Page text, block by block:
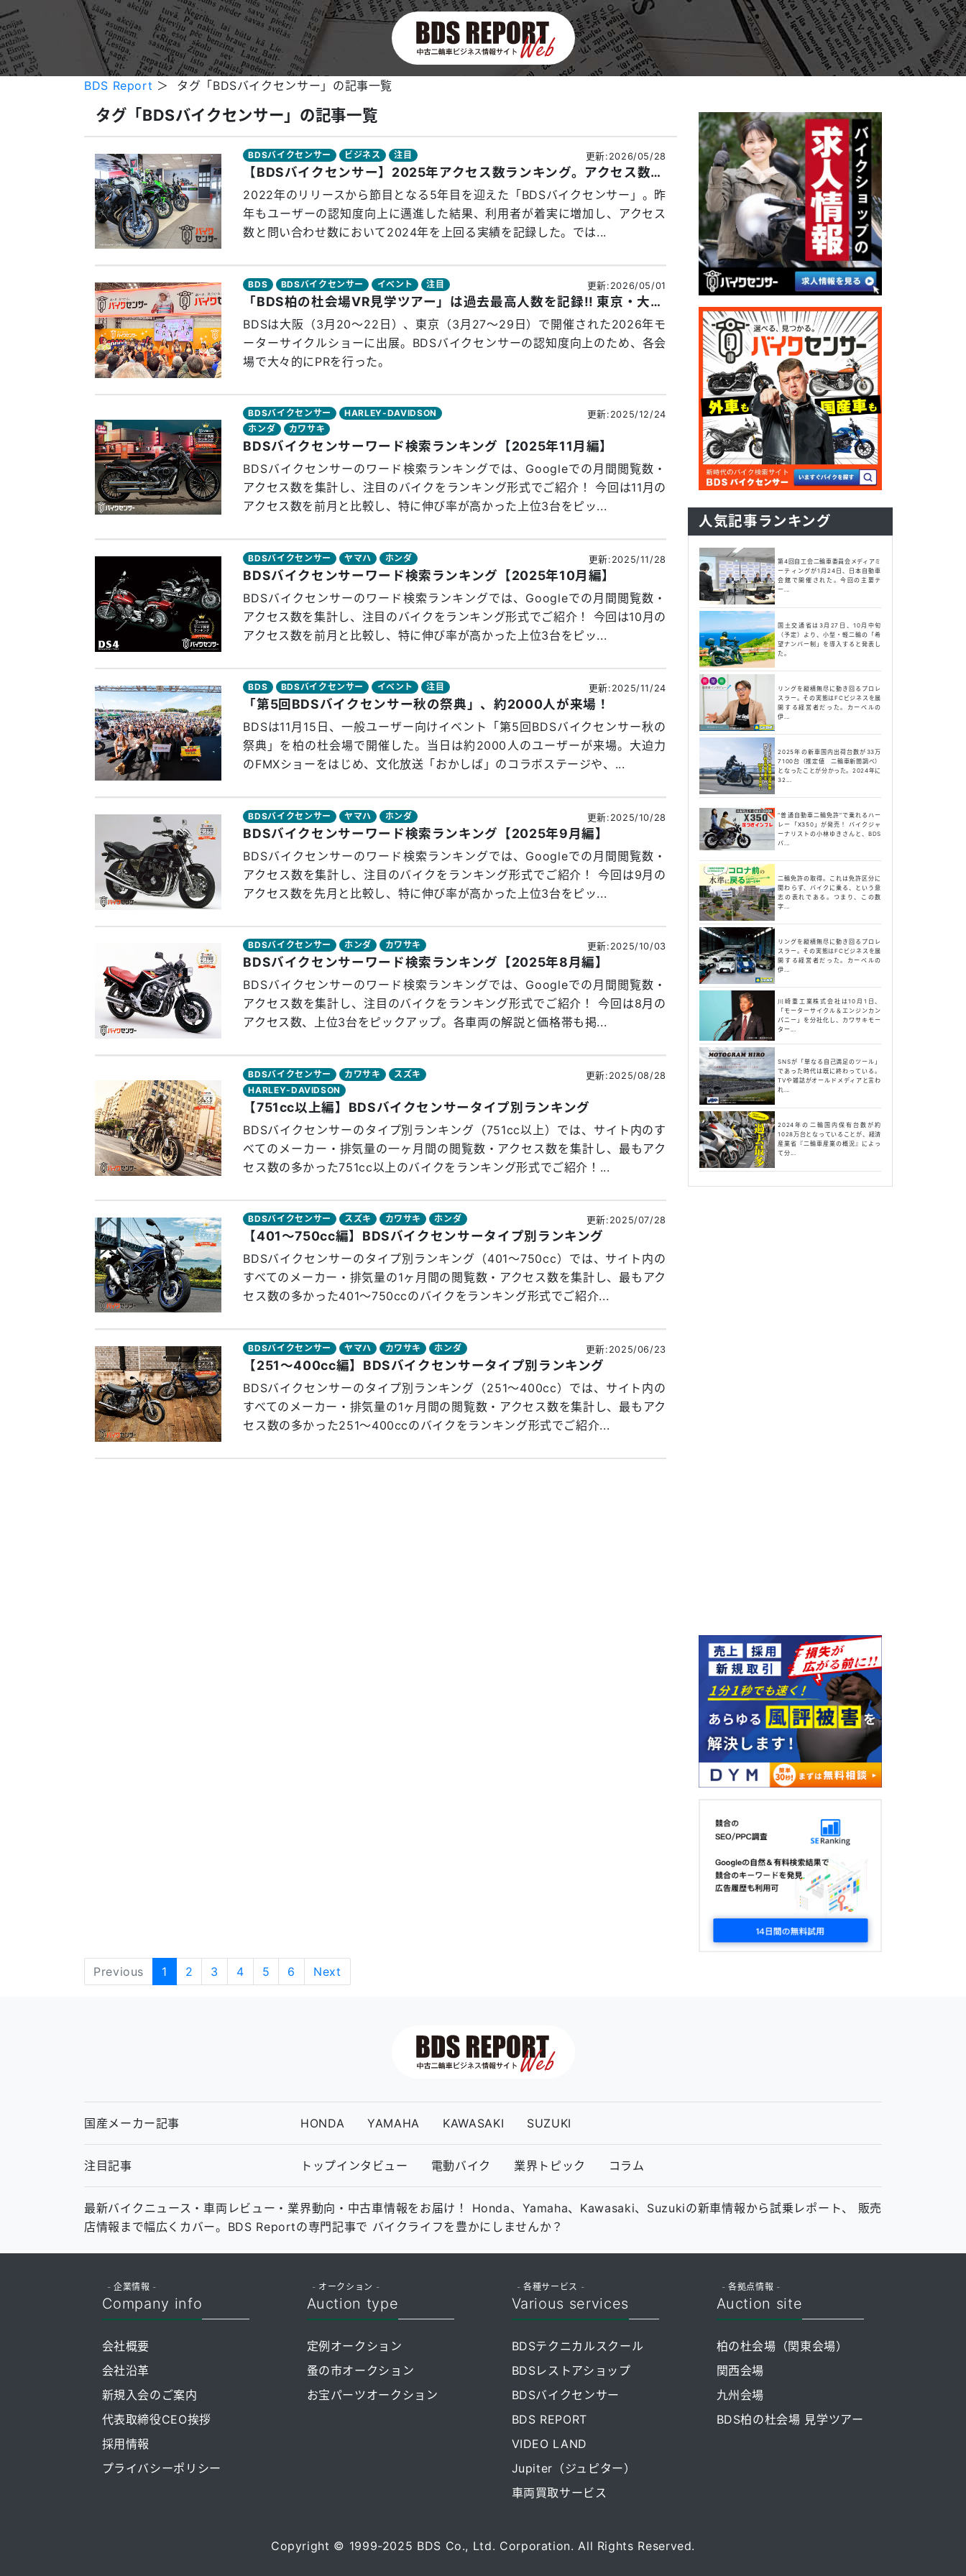
BDS Report ＞ タグ「BDSバイクセンサー」の記事一覧
タグ「BDSバイクセンサー」の記事一覧
BDSバイクセンサー ビジネス 注目 更新:2026/05/28
【BDSバイクセンサー】2025年アクセス数ランキング。アクセス数、出荷・販売台数をベースに人気車種を考察
2022年のリリースから節目となる5年目を迎えた「BDSバイクセンサー」。昨
年もユーザーの認知度向上に邁進した結果、利用者が着実に増加し、アクセス
数と問い合わせ数において2024年を上回る実績を記録した。では...
BDS BDSバイクセンサー イベント 注目 更新:2026/05/01
「BDS柏の杜会場VR見学ツアー」は過去最高人数を記録!! 東京・大阪モーターサイクルショー2026
BDSは大阪（3月20〜22日）、東京（3月27〜29日）で開催された2026年モ
ーターサイクルショーに出展。BDSバイクセンサーの認知度向上のため、各会
場で大々的にPRを行った。
BDSバイクセンサー
HARLEY-DAVIDSON
ホンダ
カワサキ
更新:2025/12/24
BDSバイクセンサーワード検索ランキング【2025年11月編】
BDSバイクセンサーのワード検索ランキングでは、Googleでの月間閲覧数・
アクセス数を集計し、注目のバイクをランキング形式でご紹介！ 今回は11月の
アクセス数を前月と比較し、特に伸び率が高かった上位3台をピッ...
BDSバイクセンサー ヤマハ ホンダ 更新:2025/11/28
BDSバイクセンサーワード検索ランキング【2025年10月編】
BDSバイクセンサーのワード検索ランキングでは、Googleでの月間閲覧数・
アクセス数を集計し、注目のバイクをランキング形式でご紹介！ 今回は10月の
アクセス数を前月と比較し、特に伸び率が高かった上位3台をピッ...
BDS BDSバイクセンサー イベント 注目 更新:2025/11/24
「第5回BDSバイクセンサー秋の祭典」、約2000人が来場！
BDSは11月15日、一般ユーザー向けイベント「第5回BDSバイクセンサー秋の
祭典」を柏の杜会場で開催した。当日は約2000人のユーザーが来場。大迫力
のFMXショーをはじめ、文化放送「おかしば」のコラボステージや、...
BDSバイクセンサー ヤマハ ホンダ 更新:2025/10/28
BDSバイクセンサーワード検索ランキング【2025年9月編】
BDSバイクセンサーのワード検索ランキングでは、Googleでの月間閲覧数・
アクセス数を集計し、注目のバイクをランキング形式でご紹介！ 今回は9月の
アクセス数を先月と比較し、特に伸び率が高かった上位3台をピッ...
BDSバイクセンサー ホンダ カワサキ 更新:2025/10/03
BDSバイクセンサーワード検索ランキング【2025年8月編】
BDSバイクセンサーのワード検索ランキングでは、Googleでの月間閲覧数・
アクセス数を集計し、注目のバイクをランキング形式でご紹介！ 今回は8月の
アクセス数、上位3台をピックアップ。各車両の解説と価格帯も掲...
BDSバイクセンサー カワサキ
スズキ
HARLEY-DAVIDSON
更新:2025/08/28
【751cc以上編】BDSバイクセンサータイプ別ランキング
BDSバイクセンサーのタイプ別ランキング（751cc以上）では、サイト内のす
べてのメーカー・排気量の一ヶ月間の閲覧数・アクセス数を集計し、最もアク
セス数の多かった751cc以上のバイクをランキング形式でご紹介！...
BDSバイクセンサー スズキ カワサキ ホンダ 更新:2025/07/28
【401～750cc編】BDSバイクセンサータイプ別ランキング
BDSバイクセンサーのタイプ別ランキング（401～750cc）では、サイト内の
すべてのメーカー・排気量の1ヶ月間の閲覧数・アクセス数を集計し、最もアク
セス数の多かった401～750ccのバイクをランキング形式でご紹介...
BDSバイクセンサー ヤマハ カワサキ ホンダ 更新:2025/06/23
【251～400cc編】BDSバイクセンサータイプ別ランキング
BDSバイクセンサーのタイプ別ランキング（251～400cc）では、サイト内の
すべてのメーカー・排気量の1ヶ月間の閲覧数・アクセス数を集計し、最もアク
セス数の多かった251～400ccのバイクをランキング形式でご紹介...
人気記事ランキング
第4回自工会二輪車委員会メディアミ
ーティングが1月24日、日本自動車
会館で開催された。今回の主要テ
ー...
国土交通省は3月27日、10月中旬
（予定）より、小型・軽二輪の「希
望ナンバー制」を導入すると発表し
た。
リングを縦横無尽に動き回るプロレ
スラー。その実態はFCビジネスを展
開する経営者だった。カーベルの
伊...
2025年の新車国内出荷台数が33万
7100台（推定値 二輪車新聞調べ）
となったことが分かった。2024年に
32...
“普通自動車二輪免許”で乗れるハー
レー「X350」が発売！ バイクジャ
ーナリストの小林ゆきさんと、BDS
バ...
二輪免許の取得。これは免許区分に
関わらず、バイクに乗る、という意
志の表れである。つまり、この数
字...
リングを縦横無尽に動き回るプロレ
スラー。その実態はFCビジネスを展
開する経営者だった。カーベルの
伊...
川崎重工業株式会社は10月1日、
「モーターサイクル＆エンジンカン
パニー」を分社化し、カワサキモー
ター...
SNSが「単なる自己満足のツール」
であった時代は既に終わっている。
TVや雑誌がオールドメディアと言わ
れ...
2024年の二輪国内保有台数が約
1028万台となっていることが、経済
産業省『二輪車産業の概況』によっ
て分...
Previous 1 2 3 4 5 6 Next
国産メーカー記事 HONDA YAMAHA KAWASAKI SUZUKI
注目記事 トップインタビュー 電動バイク 業界トピック コラム
最新バイクニュース・車両レビュー・業界動向・中古車情報をお届け！ Honda、Yamaha、Kawasaki、Suzukiの新車情報から試乗レポート、 販売
店情報まで幅広くカバー。BDS Reportの専門記事で バイクライフを豊かにしませんか？
- 企業情報 -
Company info
会社概要
会社沿革
新規入会のご案内
代表取締役CEO挨拶
採用情報
プライバシーポリシー
- オークション -
Auction type
定例オークション
蚤の市オークション
お宝パーツオークション
- 各種サービス -
Various services
BDSテクニカルスクール
BDSレストアショップ
BDSバイクセンサー
BDS REPORT
VIDEO LAND
Jupiter（ジュピター）
車両買取サービス
- 各拠点情報 -
Auction site
柏の杜会場（関東会場）
関西会場
九州会場
BDS柏の杜会場 見学ツアー
Copyright © 1999-2025 BDS Co., Ltd. Corporation. All Rights Reserved.